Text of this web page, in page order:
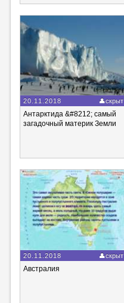
20.11.2018 скрыт
Антарктида &#8212; самый
загадочный материк Земли
20.11.2018 скрыт
Австралия